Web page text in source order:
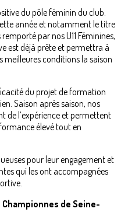
du pôle féminin du club.
année et notamment le titre
par nos U11 Féminines,
est déjà prête et permettra à
meilleures conditions la saison
du projet de formation
Saison après saison, nos
de l’expérience et permettent
élevé tout en
pour leur engagement et
qui les ont accompagnées
de Seine-